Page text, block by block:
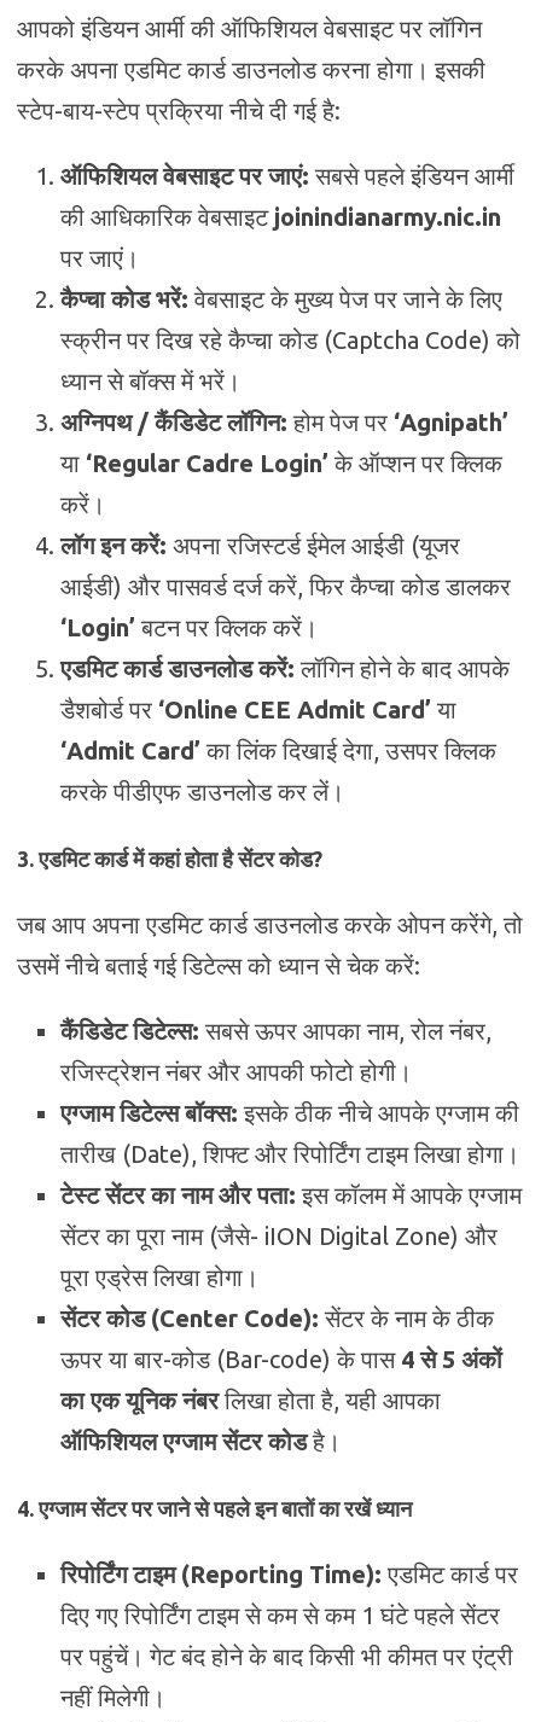
आपको इंडियन आर्मी की ऑफिशियल वेबसाइट पर लॉगिन
करके अपना एडमिट कार्ड डाउनलोड करना होगा। इसकी
स्टेप-बाय-स्टेप प्रक्रिया नीचे दी गई है:
ऑफिशियल वेबसाइट पर जाएं: सबसे पहले इंडियन आर्मी
की आधिकारिक वेबसाइट joinindianarmy.nic.in
पर जाएं।
कैप्चा कोड भरें: वेबसाइट के मुख्य पेज पर जाने के लिए
स्क्रीन पर दिख रहे कैप्चा कोड (Captcha Code) को
ध्यान से बॉक्स में भरें।
अग्निपथ / कैंडिडेट लॉगिन: होम पेज पर ‘Agnipath’
या ‘Regular Cadre Login’ के ऑप्शन पर क्लिक
करें।
लॉग इन करें: अपना रजिस्टर्ड ईमेल आईडी (यूजर
आईडी) और पासवर्ड दर्ज करें, फिर कैप्चा कोड डालकर
‘Login’ बटन पर क्लिक करें।
एडमिट कार्ड डाउनलोड करें: लॉगिन होने के बाद आपके
डैशबोर्ड पर ‘Online CEE Admit Card’ या
‘Admit Card’ का लिंक दिखाई देगा, उसपर क्लिक
करके पीडीएफ डाउनलोड कर लें।
3. एडमिट कार्ड में कहां होता है सेंटर कोड?
जब आप अपना एडमिट कार्ड डाउनलोड करके ओपन करेंगे, तो
उसमें नीचे बताई गई डिटेल्स को ध्यान से चेक करें:
कैंडिडेट डिटेल्स: सबसे ऊपर आपका नाम, रोल नंबर,
रजिस्ट्रेशन नंबर और आपकी फोटो होगी।
एग्जाम डिटेल्स बॉक्स: इसके ठीक नीचे आपके एग्जाम की
तारीख (Date), शिफ्ट और रिपोर्टिंग टाइम लिखा होगा।
टेस्ट सेंटर का नाम और पता: इस कॉलम में आपके एग्जाम
सेंटर का पूरा नाम (जैसे- iION Digital Zone) और
पूरा एड्रेस लिखा होगा।
सेंटर कोड (Center Code): सेंटर के नाम के ठीक
ऊपर या बार-कोड (Bar-code) के पास 4 से 5 अंकों
का एक यूनिक नंबरलिखा होता है, यही आपका
ऑफिशियल एग्जाम सेंटर कोडहै।
4. एग्जाम सेंटर पर जाने से पहले इन बातों का रखें ध्यान
रिपोर्टिंग टाइम (Reporting Time): एडमिट कार्ड पर
दिए गए रिपोर्टिंग टाइम से कम से कम 1 घंटे पहले सेंटर
पर पहुंचें। गेट बंद होने के बाद किसी भी कीमत पर एंट्री
नहीं मिलेगी।